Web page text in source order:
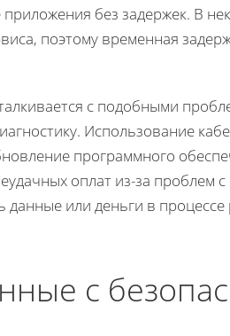
без задержек. В
поэтому временная
с подобными
Использование
программного
оплат из-за проблем
или деньги в
с